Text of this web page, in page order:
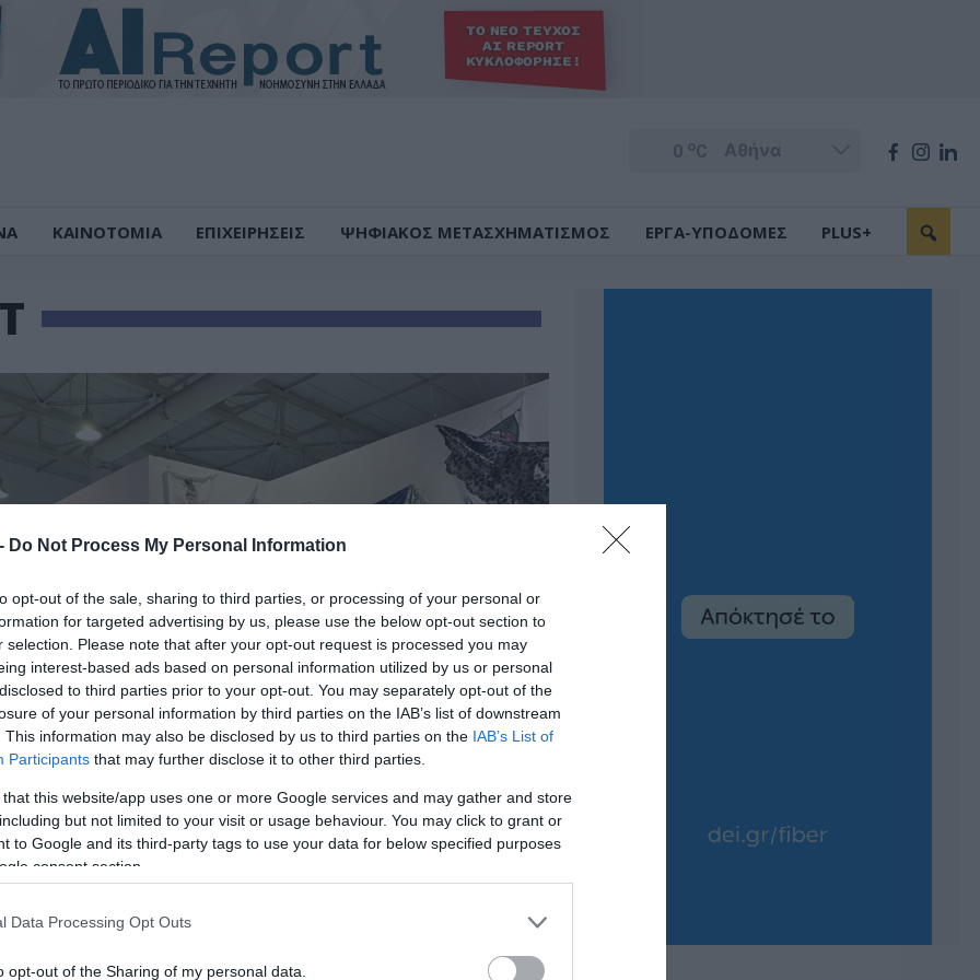
Do Not Process My Personal Information
opt-out of the sale, sharing to third parties, or processing of your personal or
for targeted advertising by us, please use the below opt-out section to
selection. Please note that after your opt-out request is processed you may
interest-based ads based on personal information utilized by us or personal
to third parties prior to your opt-out. You may separately opt-out of the
of your personal information by third parties on the IAB’s list of downstream
This information may also be disclosed by us to third parties on the IAB’s List of
Participants that may further disclose it to other third parties.
that this website/app uses one or more Google services and may gather and store
but not limited to your visit or usage behaviour. You may click to grant or
to Google and its third-party tags to use your data for below specified purposes
consent section.
Data Processing Opt Outs
opt-out of the Sharing of my personal data.
0 oC
ΚΑΙΝΟΤΟΜΙΑ ΕΠΙΧΕΙΡΗΣΕΙΣ ΨΗΦΙΑΚΟΣ ΜΕΤΑΣΧΗΜΑΤΙΣΜΟΣ ΕΡΓΑ-ΥΠΟΔΟΜΕΣ PLUS+